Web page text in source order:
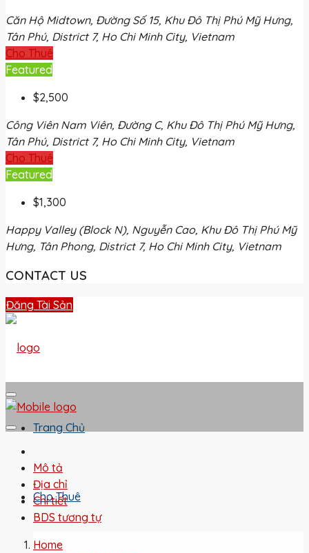
Căn Hộ Midtown, Đường Số 15, Khu Đô Thị Phú Mỹ Hưng,
Tân Phú, District 7, Ho Chi Minh City, Vietnam
Cho Thuê
Featured
$2,500
Công Viên Nam Viên, Đường C, Khu Đô Thị Phú Mỹ Hưng,
Tân Phú, District 7, Ho Chi Minh City, Vietnam
Cho Thuê
Featured
$1,300
Happy Valley (Block N), Nguyễn Cao, Khu Đô Thị Phú Mỹ
Hưng, Tân Phong, District 7, Ho Chi Minh City, Vietnam
CONTACT US
Đăng Tài Sản
Trang Chủ
Cho Thuê
Mô tả
Địa chỉ
Chi tiết
BDS tương tự
Home